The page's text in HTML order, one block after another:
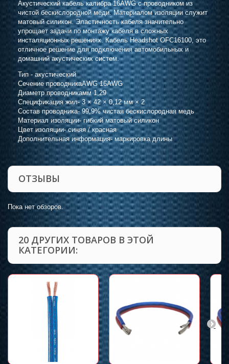
Акустический кабель калибра 16AWG с проводником из
чистой бескислородной меди. Материалом изоляции служит
матовый силикон. Эластичность кабеля значительно
упрощает задачи по монтажу кабеля в сложных
инсталяционных решениях. Кабель Headshot OFC16100, это
отличное решение для подключения автомобильных и
домашний акустических систем.
Тип - акустический
Сечение проводникаAWG 16AWG
Диаметр проводникамм 1,29
Спецификация жил- 3 × 42 × 0,12 мм × 2
Состав проводника- 99,9% чистая бескислородная медь
Материал изоляции- гибкий матовый силикон
Цвет изоляции- синяя / красная
Дополнительная информация- маркировка длины
ОТЗЫВЫ
Пока нет обзоров.
20 ДРУГИХ ТОВАРОВ В ЭТОЙ
КАТЕГОРИИ: